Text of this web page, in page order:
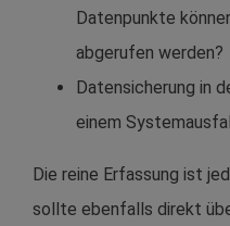
Datenpunkte
abgerufen werden?
Datensicherung in
einem
Die reine Erfassung ist
sollte ebenfalls direkt